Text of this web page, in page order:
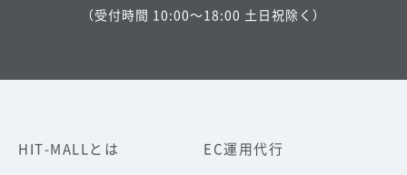
（受付時間 10:00～18:00 土日祝除く）
HIT-MALLとは
EC運用代行